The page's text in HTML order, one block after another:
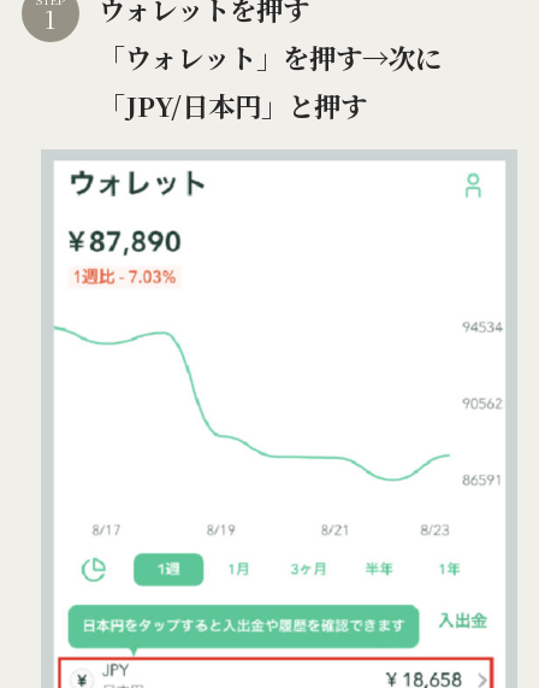
ウォレットを押す
「ウォレット」を押す→次に
「JPY/日本円」と押す